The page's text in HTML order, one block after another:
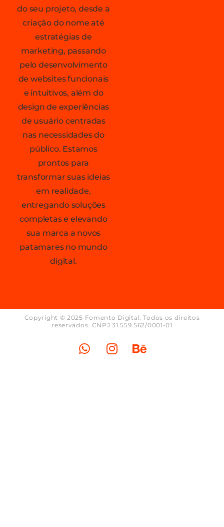
do seu projeto, desde a
criação do nome até
estratégias de
marketing, passando
pelo desenvolvimento
de websites funcionais
e intuitivos, além do
design de experiências
de usuário centradas
nas necessidades do
público. Estamos
prontos para
transformar suas ideias
em realidade,
entregando soluções
completas e elevando
sua marca a novos
patamares no mundo
digital.
Copyright © 2025 Fomento Digital. Todos os direitos
reservados. CNPJ 31.559.562/0001-01